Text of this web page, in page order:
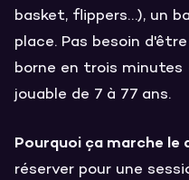
basket, flippers…), un
place. Pas besoin
borne en trois minutes
jouable de 7 à 77 ans.
Pourquoi ça marche le
réserver pour une